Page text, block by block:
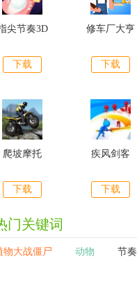
尖节奏3D
下载
修车厂大亨
下载
爬坡摩托
下载
疾风剑客
下载
门关键词
物大战僵尸 动物 节奏